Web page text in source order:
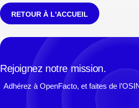
RETOUR À L'ACCUEIL
Rejoignez notre mission.
Adhérez à OpenFacto, et faites de